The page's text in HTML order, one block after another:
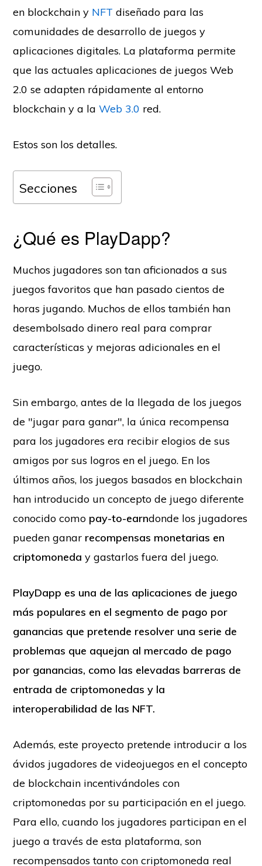
en blockchain y NFT diseñado para las
comunidades de desarrollo de juegos y
aplicaciones digitales. La plataforma permite
que las actuales aplicaciones de juegos Web
2.0 se adapten rápidamente al entorno
blockchain y a laWeb 3.0 red.
Estos son los detalles.
Secciones
¿Qué es PlayDapp?
Muchos jugadores son tan aficionados a sus
juegos favoritos que han pasado cientos de
horas jugando. Muchos de ellos también han
desembolsado dinero real para comprar
características y mejoras adicionales en el
juego.
Sin embargo, antes de la llegada de los juegos
de "jugar para ganar", la única recompensa
para los jugadores era recibir elogios de sus
amigos por sus logros en el juego. En los
últimos años, los juegos basados en blockchain
han introducido un concepto de juego diferente
conocido como pay-to-earndonde los jugadores
pueden ganar recompensas monetarias en
criptomoneda y gastarlos fuera del juego.
PlayDapp es una de las aplicaciones de juego
más populares en el segmento de pago por
ganancias que pretende resolver una serie de
problemas que aquejan al mercado de pago
por ganancias, como las elevadas barreras de
entrada de criptomonedas y la
interoperabilidad de las NFT.
Además, este proyecto pretende introducir a los
ávidos jugadores de videojuegos en el concepto
de blockchain incentivándoles con
criptomonedas por su participación en el juego.
Para ello, cuando los jugadores participan en el
juego a través de esta plataforma, son
recompensados tanto con criptomoneda real